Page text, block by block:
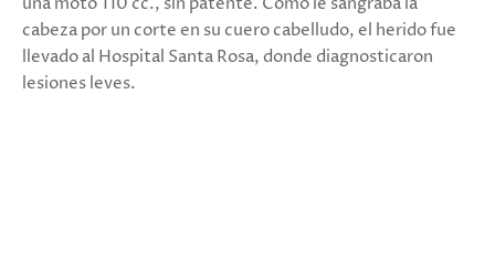
cabeza por un corte en su cuero cabelludo, el herido fue
llevado al Hospital Santa Rosa, donde diagnosticaron
lesiones leves.